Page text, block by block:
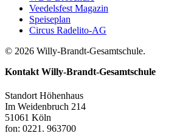
Veedelsfest Magazin
Speiseplan
Circus Radelito-AG
© 2026 Willy-Brandt-Gesamtschule.
Kontakt Willy-Brandt-Gesamtschule
Standort Höhenhaus
Im Weidenbruch 214
51061 Köln
fon: 0221. 963700